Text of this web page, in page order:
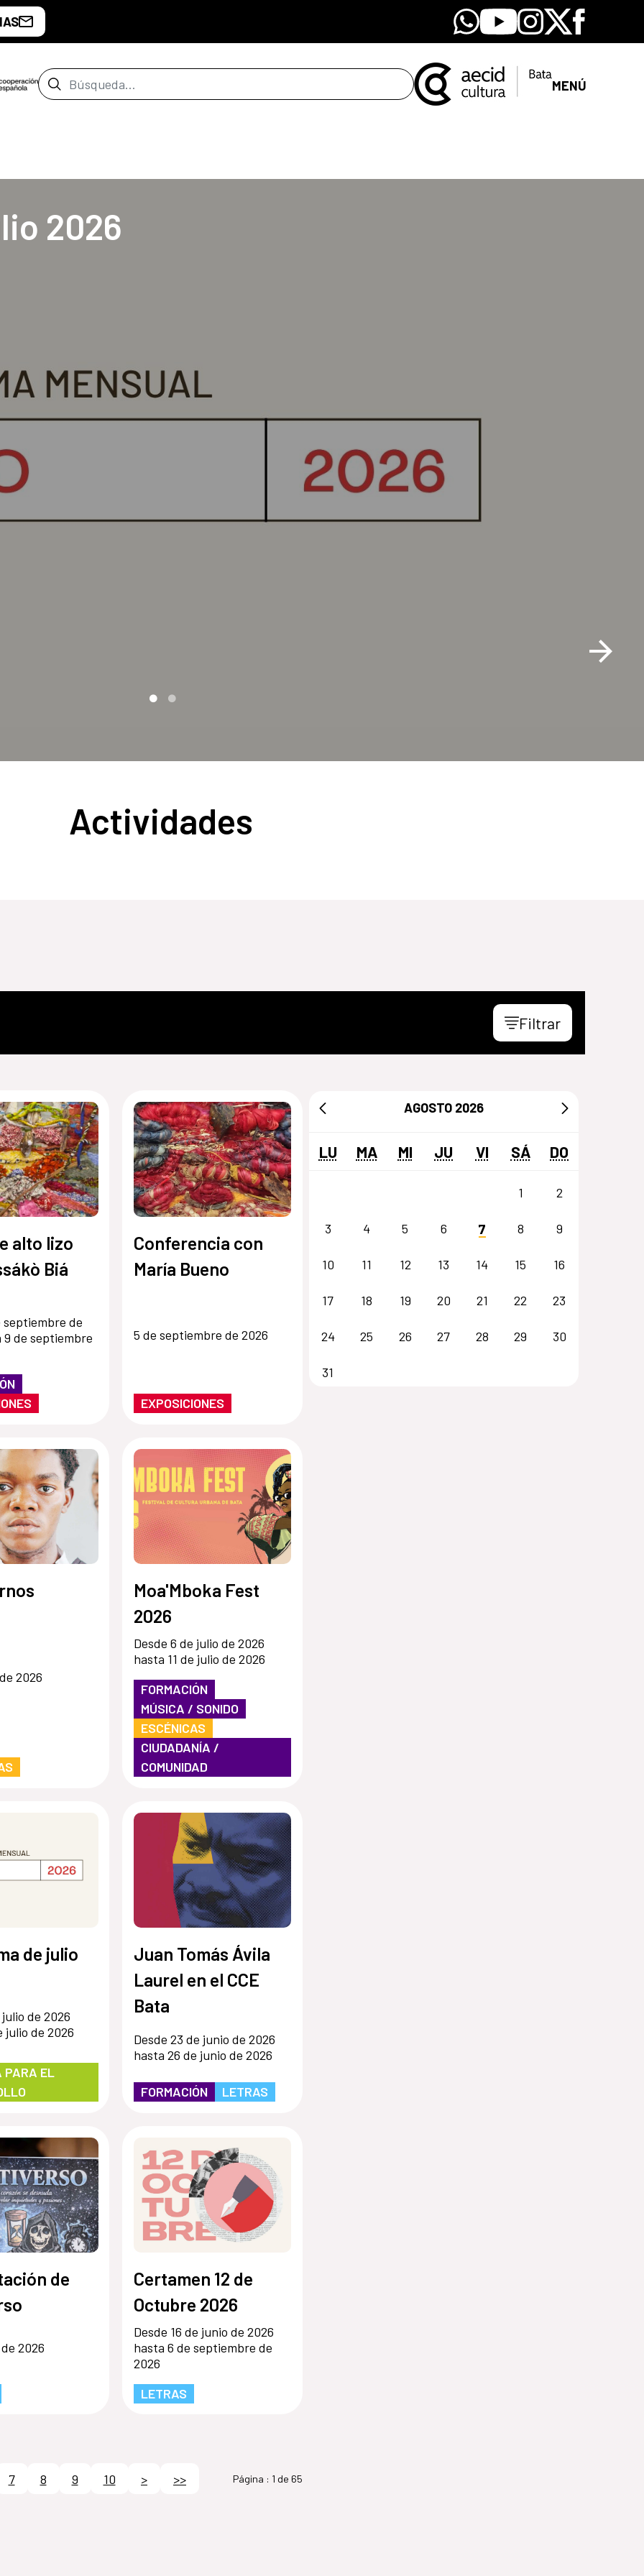
Whatsapp
YoutubeInstagram
X Facebook
Barra de búsqueda MENÚ
Bata
2026
Actividades
Filtrar
alto lizo
Biá
septiembre de
9 de septiembre
Conferencia con
María Bueno
5 de septiembre de 2026
EXPOSICIONES
2026
Moa'Mboka Fest
2026
Desde 6 de julio de 2026
hasta 11 de julio de 2026
FORMACIÓN
MÚSICA / SONIDO
ESCÉNICAS
CIUDADANÍA /
COMUNIDAD
de julio
julio de 2026
julio de 2026
PARA EL
Juan Tomás Ávila
Laurel en el CCE
Bata
Desde 23 de junio de 2026
hasta 26 de junio de 2026
FORMACIÓN LETRAS
de
2026
Certamen 12 de
Octubre 2026
Desde 16 de junio de 2026
hasta 6 de septiembre de
2026
LETRAS
7 8 9 10 > >> Página : 1 de 65
AGOSTO 2026
LU MA MI JU VI SÁ DO
1 2
3 4 5 6 7 8 9
10 11 12 13 14 15 16
17 18 19 20 21 22 23
24 25 26 27 28 29 30
31